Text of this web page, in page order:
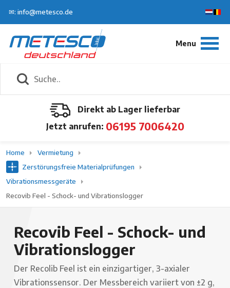
✉: info@metesco.de
Direkt ab Lager lieferbar
Jetzt anrufen: 06195 7006420
Home
Vermietung
Zerstörungsfreie Materialprüfungen
Vibrationsmessgeräte
Recovib Feel - Schock- und Vibrationslogger
Recovib Feel - Schock- und
Vibrationslogger
Der Recolib Feel ist ein einzigartiger, 3-axialer
Vibrationssensor. Der Messbereich variiert von ±2 g,